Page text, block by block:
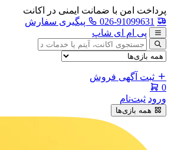
پرداخت امن با ضمانت ایمنی در اکانت
026-91099631
پیگیری سفارش
پی ام ای شاپ
جستجوی
آگهی
ثبت آگهی فروش
0
ورود ثبت‌نام
همه بازی‌ها